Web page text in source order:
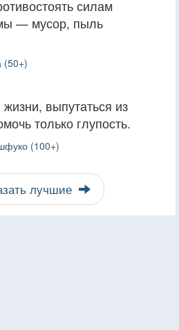
силам
— мусор, пыль
(50+)
выпутаться из
только глупость.
(100+)
лучшие